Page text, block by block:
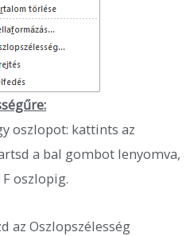
oszlopot: kattints az
a bal gombot lenyomva,
oszlopig.
az Oszlopszélesség